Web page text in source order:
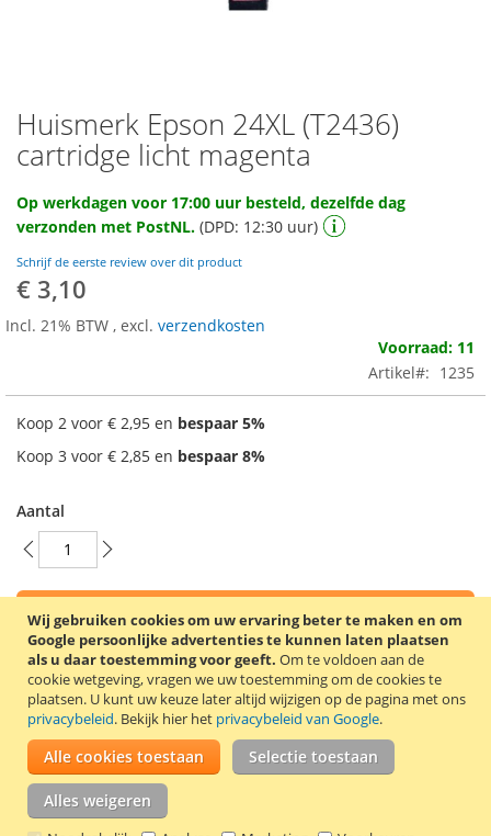
Wij gebruiken cookies om uw ervaring beter te maken en om
Google persoonlijke advertenties te kunnen laten plaatsen
als u daar toestemming voor geeft. Om te voldoen aan de
cookie wetgeving, vragen we uw toestemming om de cookies te
plaatsen. U kunt uw keuze later altijd wijzigen op de pagina met ons
privacybeleid. Bekijk hier het privacybeleid van Google.
Alle cookies toestaan Selectie toestaan
Alles weigeren
Ga
naar
het
van
de
gallerij
Huismerk Epson 24XL (T2436)
cartridge licht magenta
Op werkdagen voor 17:00 uur besteld, dezelfde dag
verzonden met PostNL. (DPD: 12:30 uur)
Schrijf de eerste review over dit product
€ 3,10
Incl. 21% BTW , excl. verzendkosten
Voorraad: 11
Artikel
1235
Koop 2 voor € 2,95 en bespaar 5%
Koop 3 voor € 2,85 en bespaar 8%
Aantal
In Winkelwagen
VOEG TOE AAN VERLANGLIJST
TOEVOEGEN OM TE VERGELIJKEN
100% Nieuwe compatible Epson 24XL (T2436) inkt cartridge.
Inhoud: 10 ml. Kleur: licht magenta.